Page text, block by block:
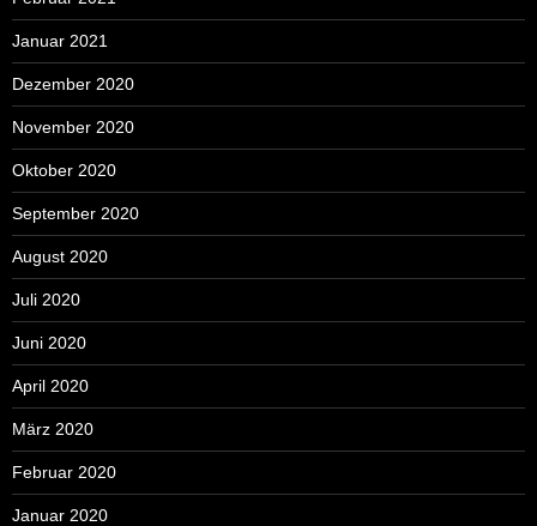
Januar 2021
Dezember 2020
November 2020
Oktober 2020
September 2020
August 2020
Juli 2020
Juni 2020
April 2020
März 2020
Februar 2020
Januar 2020